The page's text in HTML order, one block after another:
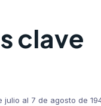
clave
julio al 7 de agosto de